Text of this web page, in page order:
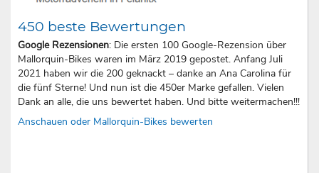
450 beste Bewertungen
Google Rezensionen: Die ersten 100 Google-Rezension über
Mallorquin-Bikes waren im März 2019 gepostet. Anfang Juli
2021 haben wir die 200 geknackt – danke an Ana Carolina für
die fünf Sterne! Und nun ist die 450er Marke gefallen. Vielen
Dank an alle, die uns bewertet haben. Und bitte weitermachen!!!
Anschauen oder Mallorquin-Bikes bewerten